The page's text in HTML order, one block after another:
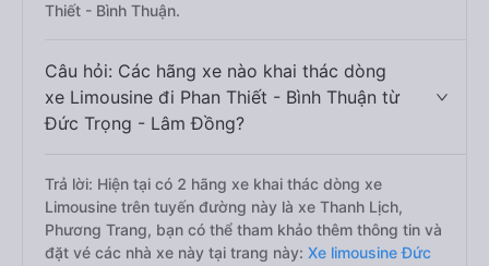
Thiết - Bình Thuận.
Câu hỏi: Các hãng xe nào khai thác dòng
xe Limousine đi Phan Thiết - Bình Thuận từ
Đức Trọng - Lâm Đồng?
Trả lời: Hiện tại có 2 hãng xe khai thác dòng xe
Limousine trên tuyến đường này là xe Thanh Lịch,
Phương Trang, bạn có thể tham khảo thêm thông tin và
đặt vé các nhà xe này tại trang này: Xe limousine Đức